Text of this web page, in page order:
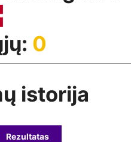
0
istorija
Rezultatas